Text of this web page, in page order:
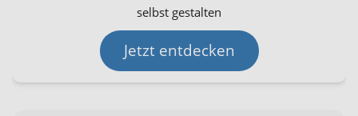
selbst gestalten
Jetzt entdecken